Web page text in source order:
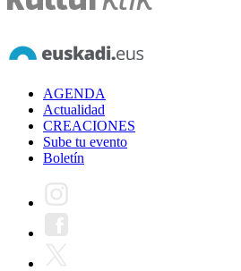
AGENDA
Actualidad
CREACIONES
Sube tu evento
Boletín